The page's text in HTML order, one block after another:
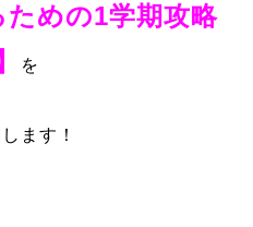
ための1学期攻略
を
ます！